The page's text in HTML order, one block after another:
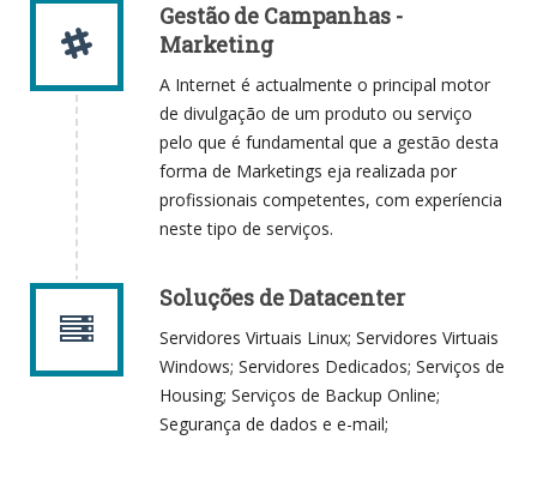
Gestão de Campanhas -
Marketing
A Internet é actualmente o principal motor
de divulgação de um produto ou serviço
pelo que é fundamental que a gestão desta
forma de Marketings eja realizada por
profissionais competentes, com experíencia
neste tipo de serviços.
Soluções de Datacenter
Servidores Virtuais Linux; Servidores Virtuais
Windows; Servidores Dedicados; Serviços de
Housing; Serviços de Backup Online;
Segurança de dados e e-mail;